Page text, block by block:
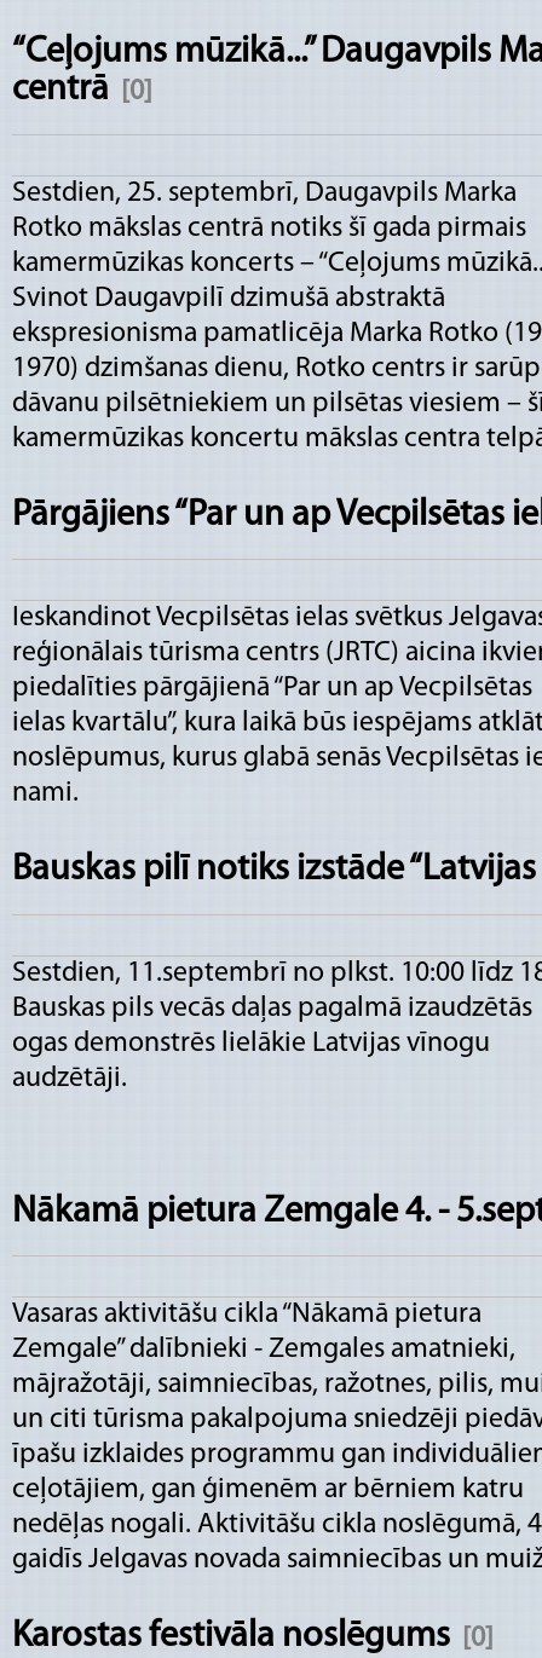
“Ceļojums mūzikā...” Daugavpils
centrā
[0]
Sestdien, 25. septembrī, Daugavpils Marka
Rotko mākslas centrā notiks šī gada pirmais
kamermūzikas koncerts – “Ceļojums
Svinot Daugavpilī dzimušā abstraktā
ekspresionisma pamatlicēja Marka Rotko
1970) dzimšanas dienu, Rotko centrs ir
dāvanu pilsētniekiem un pilsētas viesiem –
kamermūzikas koncertu mākslas centra
Pārgājiens “Par un ap Vecpilsētas
Ieskandinot Vecpilsētas ielas svētkus
reģionālais tūrisma centrs (JRTC) aicina
piedalīties pārgājienā “Par un ap Vecpilsētas
ielas kvartālu”, kura laikā būs iespējams
noslēpumus, kurus glabā senās Vecpilsētas
nami.
Bauskas pilī notiks izstāde
Sestdien, 11.septembrī no plkst. 10:00 līdz
Bauskas pils vecās daļas pagalmā izaudzētās
ogas demonstrēs lielākie Latvijas vīnogu
audzētāji.
Nākamā pietura Zemgale 4. -
Vasaras aktivitāšu cikla “Nākamā pietura
Zemgale” dalībnieki - Zemgales amatnieki,
mājražotāji, saimniecības, ražotnes, pilis,
un citi tūrisma pakalpojuma sniedzēji
īpašu izklaides programmu gan
ceļotājiem, gan ģimenēm ar bērniem katru
nedēļas nogali. Aktivitāšu cikla noslēgumā,
gaidīs Jelgavas novada saimniecības un
Karostas festivāla noslēgums [0]